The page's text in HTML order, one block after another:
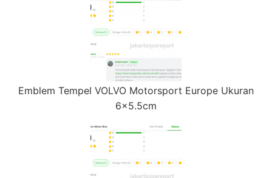
Emblem Tempel VOLVO Motorsport Europe Ukuran
6×5.5cm